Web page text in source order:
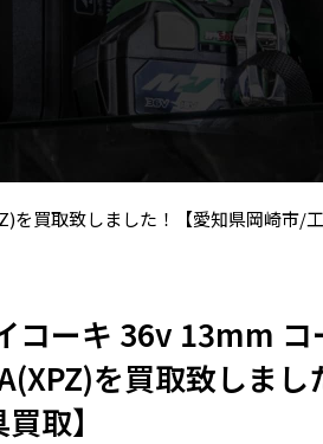
買取致しました！【愛知県岡崎市/工
コーキ 36v 13mm コ
を買取致しまし
取】